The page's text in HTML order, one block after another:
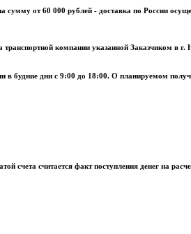
от 60 000 рублей - доставка по России
транспортной компании указанной Заказчиком в
будние дни с 9:00 до 18:00. О планируемом
счета считается факт поступления денег на